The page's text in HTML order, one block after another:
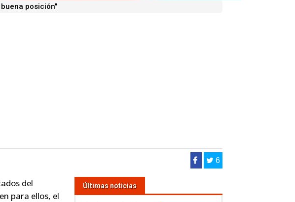
posición"
6
del
para ellos, el
Últimas noticias